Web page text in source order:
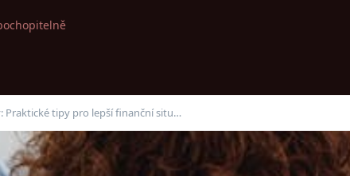
Praktické tipy pro lepší finanční situ…